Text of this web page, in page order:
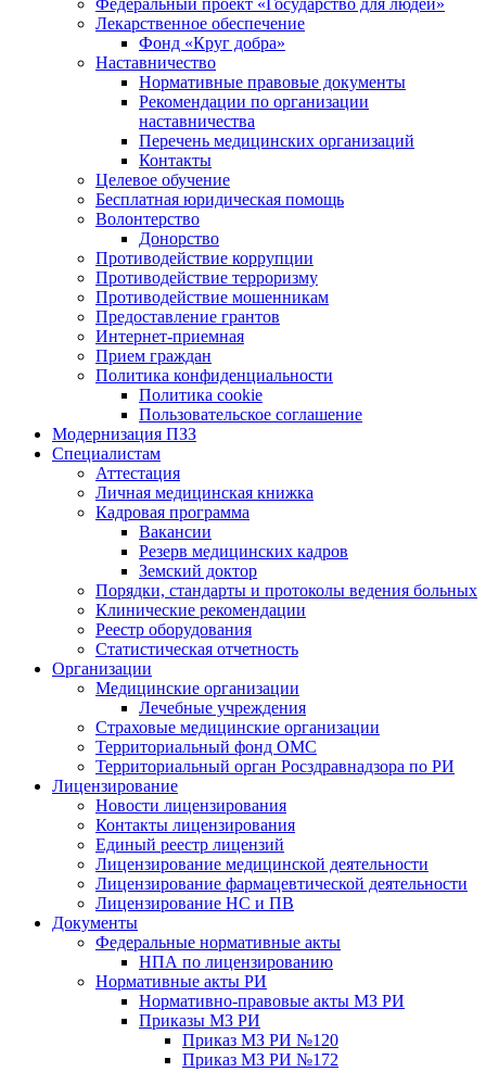
Лекарственное обеспечение
Фонд «Круг добра»
Наставничество
Нормативные правовые документы
Рекомендации по организации
наставничества
Перечень медицинских организаций
Контакты
Целевое обучение
Бесплатная юридическая помощь
Волонтерство
Донорство
Противодействие коррупции
Противодействие терроризму
Противодействие мошенникам
Предоставление грантов
Интернет-приемная
Прием граждан
Политика конфиденциальности
Политика cookie
Пользовательское соглашение
Модернизация ПЗЗ
Специалистам
Аттестация
Личная медицинская книжка
Кадровая программа
Вакансии
Резерв медицинских кадров
Земский доктор
Порядки, стандарты и протоколы ведения больных
Клинические рекомендации
Реестр оборудования
Статистическая отчетность
Организации
Медицинские организации
Лечебные учреждения
Страховые медицинские организации
Территориальный фонд ОМС
Территориальный орган Росздравнадзора по РИ
Лицензирование
Новости лицензирования
Контакты лицензирования
Единый реестр лицензий
Лицензирование медицинской деятельности
Лицензирование фармацевтической деятельности
Лицензирование НС и ПВ
Документы
Федеральные нормативные акты
НПА по лицензированию
Нормативные акты РИ
Нормативно-правовые акты МЗ РИ
Приказы МЗ РИ
Приказ МЗ РИ №120
Приказ МЗ РИ №172